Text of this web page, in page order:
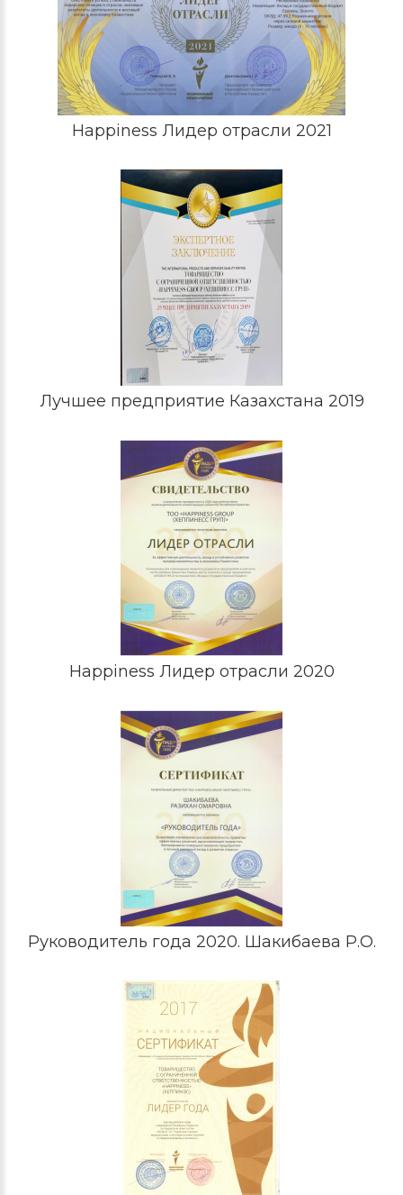
Happiness Лидер отрасли 2021
Лучшее предприятие Казахстана 2019
Happiness Лидер отрасли 2020
Руководитель года 2020. Шакибаева Р.О.